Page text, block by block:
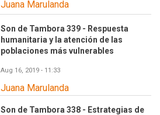
Juana Marulanda
Son de Tambora 339 - Respuesta
humanitaria y la atención de las
poblaciones más vulnerables
Aug 16, 2019 - 11:33
Juana Marulanda
Son de Tambora 338 - Estrategias de